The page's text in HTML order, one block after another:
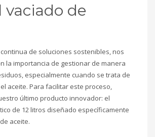
vaciado de
de soluciones sostenibles, nos
la importancia de gestionar de manera
especialmente cuando se trata de
aceite. Para facilitar este proceso,
último producto innovador: el
de 12 litros diseñado específicamente
aceite.